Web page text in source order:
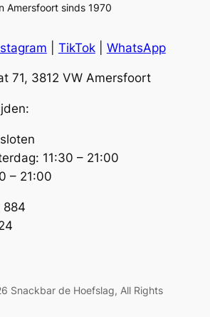
Amersfoort sinds 1970
TikTok| WhatsApp
71, 3812 VW Amersfoort
11:30 – 21:00
– 21:00
884
Snackbar de Hoefslag, All Rights